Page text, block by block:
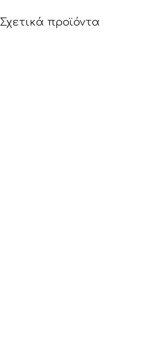
Σχετικά προϊόντα